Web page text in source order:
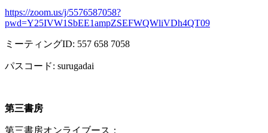
https://zoom.us/j/5576587058?
pwd=Y25IVW1SbEE1ampZSEFWQWliVDh4QT09
ミーティングID: 557 658 7058
パスコード: surugadai
第三書房
第三書房オンライブース：